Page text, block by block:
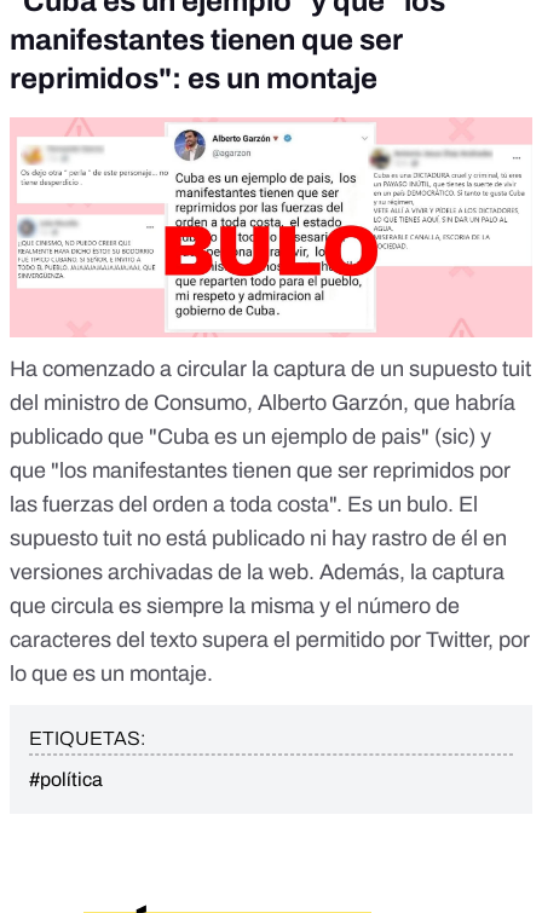
manifestantes tienen que ser
reprimidos": es un montaje
Ha comenzado a circular la captura de un supuesto tuit
del ministro de Consumo, Alberto Garzón, que habría
publicado que "Cuba es un ejemplo de pais" (sic) y
que "los manifestantes tienen que ser reprimidos por
las fuerzas del orden a toda costa". Es un bulo. El
supuesto tuit no está publicado ni hay rastro de él en
versiones archivadas de la web. Además, la captura
que circula es siempre la misma y el número de
caracteres del texto supera el permitido por Twitter, por
lo que es un montaje.
ETIQUETAS:
#política